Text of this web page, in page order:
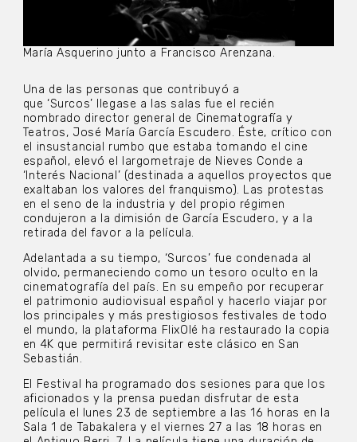
María Asquerino junto a Francisco Arenzana.
Una de las personas que contribuyó a
que ‘Surcos’ llegase a las salas fue el recién
nombrado director general de Cinematografía y
Teatros, José María García Escudero. Éste, crítico con
el insustancial rumbo que estaba tomando el cine
español, elevó el largometraje de Nieves Conde a
‘Interés Nacional’ (destinada a aquellos proyectos que
exaltaban los valores del franquismo). Las protestas
en el seno de la industria y del propio régimen
condujeron a la dimisión de García Escudero, y a la
retirada del favor a la película.
Adelantada a su tiempo, ‘Surcos’ fue condenada al
olvido, permaneciendo como un tesoro oculto en la
cinematografía del país. En su empeño por recuperar
el patrimonio audiovisual español y hacerlo viajar por
los principales y más prestigiosos festivales de todo
el mundo, la plataforma FlixOlé ha restaurado la copia
en 4K que permitirá revisitar este clásico en San
Sebastián.
El Festival ha programado dos sesiones para que los
aficionados y la prensa puedan disfrutar de esta
película el lunes 23 de septiembre a las 16 horas en la
Sala 1 de Tabakalera y el viernes 27 a las 18 horas en